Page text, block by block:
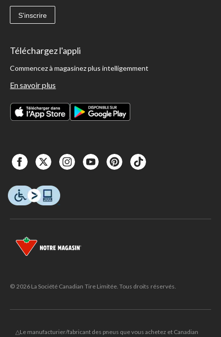
S'inscrire
Téléchargez l'appli
Commencez à magasinez plus intelligemment
En savoir plus
© 2026 La Société Canadian Tire Limitée. Tous droits réservés.
△Le manufacturier/fabricant des pneus que vous achetez et Canadian